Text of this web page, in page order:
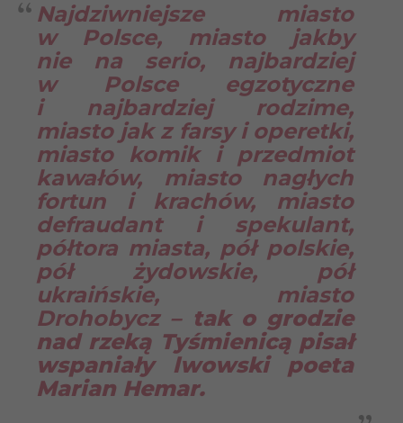
Najdziwniejsze miasto
w Polsce, miasto jakby
nie na serio, najbardziej
w Polsce egzotyczne
i najbardziej rodzime,
miasto jak z farsy i operetki,
miasto komik i przedmiot
kawałów, miasto nagłych
fortun i krachów, miasto
defraudant i spekulant,
półtora miasta, pół polskie,
pół żydowskie, pół
ukraińskie, miasto
Drohobycz – tak o grodzie
nad rzeką Tyśmienicą pisał
wspaniały lwowski poeta
Marian Hemar.